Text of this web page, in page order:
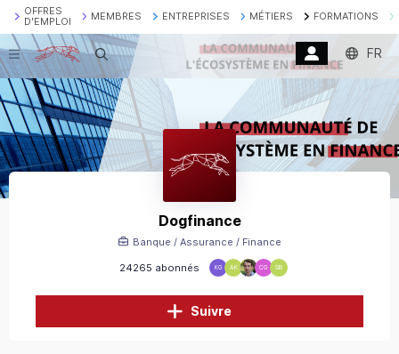
OFFRES
D'EMPLOI
MEMBRES ENTREPRISES MÉTIERS FORMATIONS
Recherche FR
Dogfinance
24265 abonnés KG AK CG SB
Banque / Assurance / Finance
Suivre